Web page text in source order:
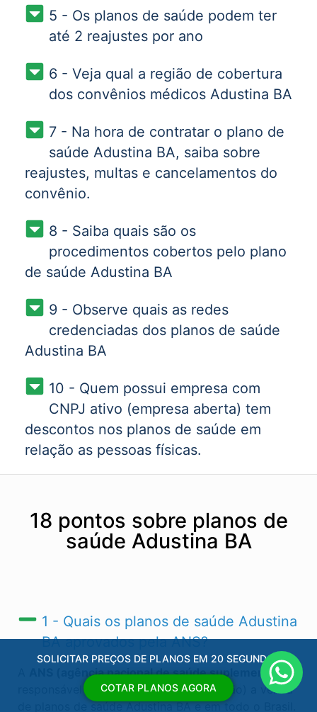
5 - Os planos de saúde podem ter
até 2 reajustes por ano
6 - Veja qual a região de cobertura
dos convênios médicos Adustina BA
7 - Na hora de contratar o plano de
saúde Adustina BA, saiba sobre
reajustes, multas e cancelamentos do
convênio.
8 - Saiba quais são os
procedimentos cobertos pelo plano
de saúde Adustina BA
9 - Observe quais as redes
credenciadas dos planos de saúde
Adustina BA
10 - Quem possui empresa com
CNPJ ativo (empresa aberta) tem
descontos nos planos de saúde em
relação as pessoas físicas.
18 pontos sobre planos de
saúde Adustina BA
1 - Quais os planos de saúde Adustina
BA​ aprovados pela ANS?
ANS (agência nacional de saúde suplementar)é
responsável por regular (autorizas ou não) a venda
de planos de saúde Adustina BA​ e em todo o Brasil.
SOLICITAR PREÇOS DE PLANOS EM 20 SEGUNDOS
COTAR PLANOS AGORA